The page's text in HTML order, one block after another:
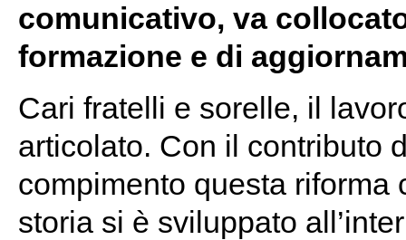
comunicativo, va
formazione e di
Cari fratelli e sorelle, il
articolato. Con il contributo
compimento questa
storia si è sviluppato